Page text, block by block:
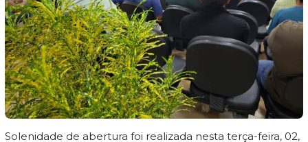
Solenidade de abertura foi realizada nesta terça-feira, 02,